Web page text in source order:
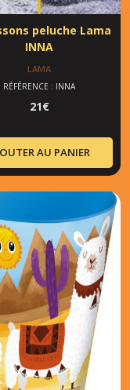
peluche Lama
INNA
LAMA
RÉFÉRENCE : INNA
21€
AU PANIER